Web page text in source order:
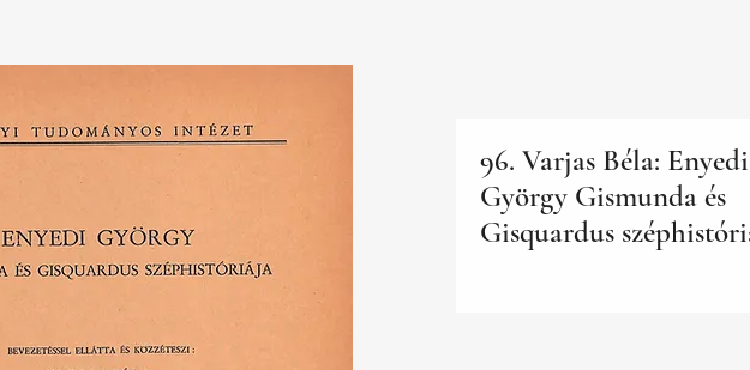
96. Varjas Béla: Enyedi
György Gismunda és
Gisquardus